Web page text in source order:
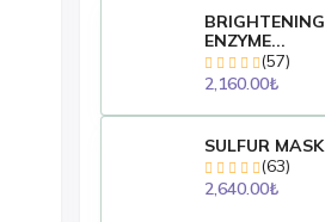
BRIGHTENING
ENZYME...
(57)
2,160.00₺
SULFUR MASK
(63)
2,640.00₺